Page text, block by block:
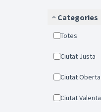
Categories
Totes
Ciutat Justa
Ciutat Oberta
Ciutat Valenta